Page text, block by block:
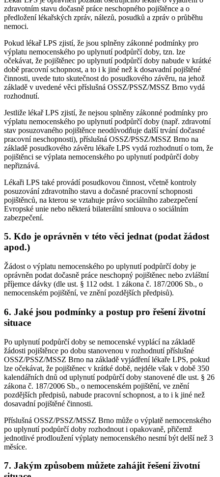
zdravotním stavu dočasně práce neschopného pojištěnce a o
předložení lékařských zpráv, nálezů, posudků a zpráv o průběhu
nemoci.
Pokud lékař LPS zjistí, že jsou splněny zákonné podmínky pro
výplatu nemocenského po uplynutí podpůrčí doby, tzn. lze
očekávat, že pojištěnec po uplynutí podpůrčí doby nabude v krátké
době pracovní schopnost, a to i k jiné než k dosavadní pojištěné
činnosti, uvede tuto skutečnost do posudkového závěru, na jehož
základě v uvedené věci příslušná OSSZ/PSSZ/MSSZ Brno vydá
rozhodnutí.
Jestliže lékař LPS zjistí, že nejsou splněny zákonné podmínky pro
výplatu nemocenského po uplynutí podpůrčí doby (např. zdravotní
stav posuzovaného pojištěnce neodůvodňuje další trvání dočasné
pracovní neschopnosti), příslušná OSSZ/PSSZ/MSSZ Brno na
základě posudkového závěru lékaře LPS vydá rozhodnutí o tom, že
pojištěnci se výplata nemocenského po uplynutí podpůrčí doby
nepřiznává.
Lékaři LPS také provádí posudkovou činnost, včetně kontroly
posuzování zdravotního stavu a dočasné pracovní schopnosti
pojištěnců, na kterou se vztahuje právo sociálního zabezpečení
Evropské unie nebo některá bilaterální smlouva o sociálním
zabezpečení.
5. Kdo je oprávněn v této věci jednat (podat žádost
apod.)
Žádost o výplatu nemocenského po uplynutí podpůrčí doby je
oprávněn podat dočasně práce neschopný pojištěnec nebo zvláštní
příjemce dávky (dle ust. § 112 odst. 1 zákona č. 187/2006 Sb., o
nemocenském pojištění, ve znění pozdějších předpisů).
6. Jaké jsou podmínky a postup pro řešení životní
situace
Po uplynutí podpůrčí doby se nemocenské vyplácí na základě
žádosti pojištěnce po dobu stanovenou v rozhodnutí příslušné
OSSZ/PSSZ/MSSZ Brno na základě vyjádření lékaře LPS, pokud
lze očekávat, že pojištěnec v krátké době, nejdéle však v době 350
kalendářních dnů od uplynutí podpůrčí doby stanovené dle ust. § 26
zákona č. 187/2006 Sb., o nemocenském pojištění, ve znění
pozdějších předpisů, nabude pracovní schopnost, a to i k jiné než
dosavadní pojištěné činnosti.
Příslušná OSSZ/PSSZ/MSSZ Brno může o výplatě nemocenského
po uplynutí podpůrčí doby rozhodnout i opakovaně, přičemž
jednotlivé prodloužení výplaty nemocenského nesmí být delší než 3
měsíce.
7. Jakým způsobem můžete zahájit řešení životní